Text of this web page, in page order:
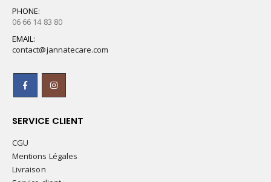
PHONE:
06 66 14 83 80
EMAIL:
contact@jannatecare.com
SERVICE CLIENT
CGU
Mentions Légales
Livraison